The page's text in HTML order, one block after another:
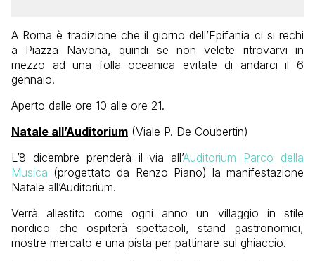
A Roma è tradizione che il giorno dell’Epifania ci si rechi
a Piazza Navona, quindi se non velete ritrovarvi in
mezzo ad una folla oceanica evitate di andarci il 6
gennaio.
Aperto dalle ore 10 alle ore 21.
Natale all’Auditorium (Viale P. De Coubertin)
L’8 dicembre prenderà il via all’Auditorium Parco della
Musica (progettato da Renzo Piano) la manifestazione
Natale all’Auditorium.
Verrà allestito come ogni anno un villaggio in stile
nordico che ospiterà spettacoli, stand gastronomici,
mostre mercato e una pista per pattinare sul ghiaccio.